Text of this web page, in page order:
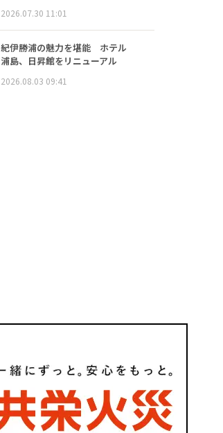
2026.07.30 11:01
紀伊勝浦の魅力を堪能 ホテル
浦島、日昇館をリニューアル
2026.08.03 09:41